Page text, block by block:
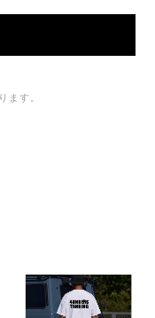
ます。